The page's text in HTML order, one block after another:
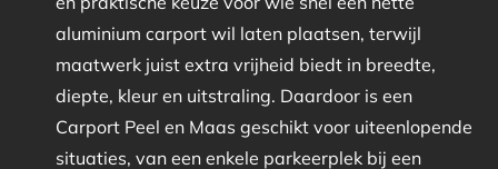
aluminium carport wil laten plaatsen, terwijl
maatwerk juist extra vrijheid biedt in breedte,
diepte, kleur en uitstraling. Daardoor is een
Carport Peel en Maas geschikt voor uiteenlopende
situaties, van een enkele parkeerplek bij een